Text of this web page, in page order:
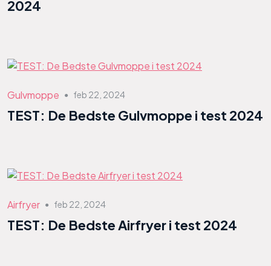
2024
Gulvmoppe ● feb 22, 2024
TEST: De Bedste Gulvmoppe i test 2024
Airfryer ● feb 22, 2024
TEST: De Bedste Airfryer i test 2024